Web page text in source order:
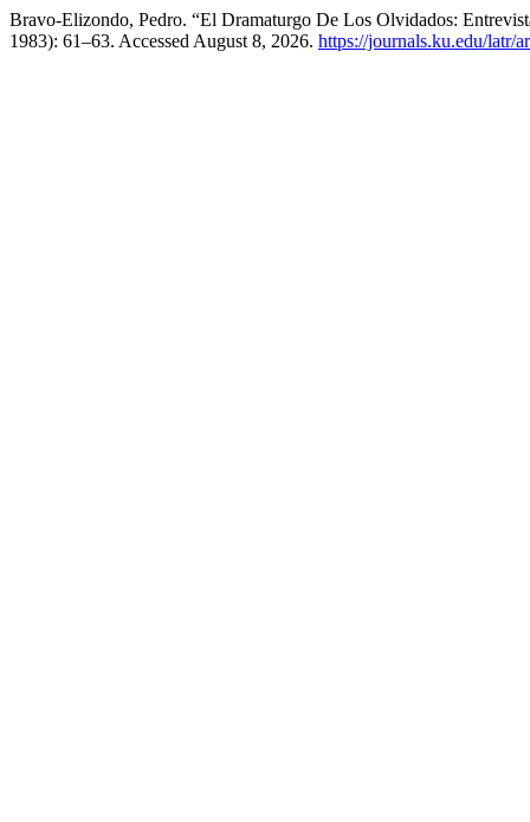
Bravo-Elizondo, Pedro. “El Dramaturgo De Los Olvidados:
1983): 61–63. Accessed August 8, 2026. https://journals.ku.edu/latr/